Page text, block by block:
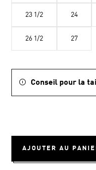
23 1/2 24
26 1/2 27
Conseil pour la
AJOUTER AU